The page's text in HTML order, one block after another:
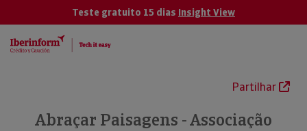
Teste gratuito 15 dias Insight View
Partilhar
Abraçar Paisagens - Associação